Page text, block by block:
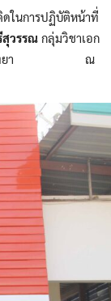
ในการปฏิบัติหน้าที่
วรรณ กลุ่มวิชาเอก
านหอยวิทยา ณ